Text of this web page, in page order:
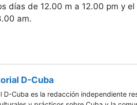
días de 12.00 m a 12.00 pm y
am.
D-Cuba
D-Cuba es la redacción independiente